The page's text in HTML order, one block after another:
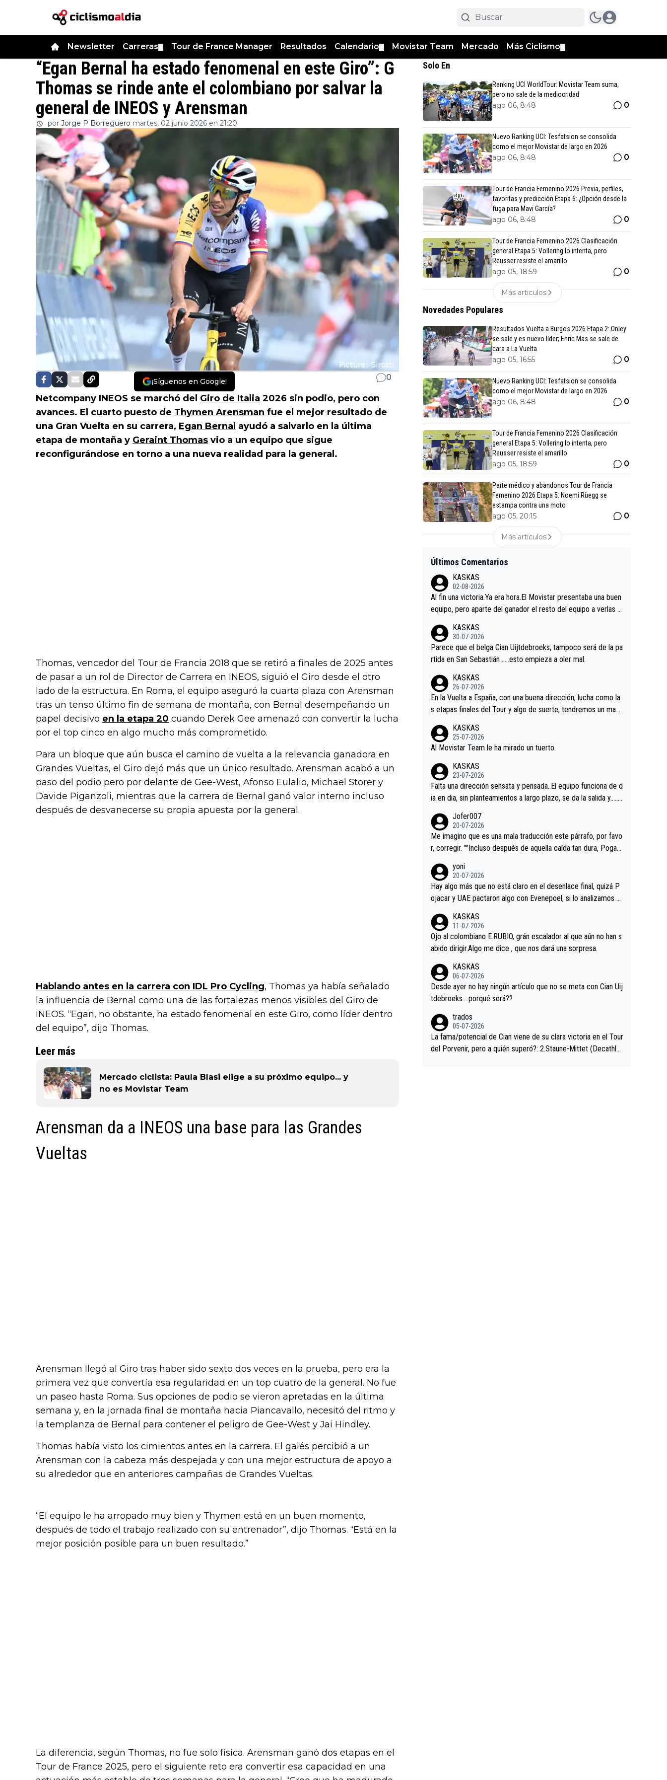
Newsletter Carreras Tour de France Manager Resultados Calendario Movistar Team Mercado Más Ciclismo
“Egan Bernal ha estado fenomenal en este Giro”: G
Thomas se rinde ante el colombiano por salvar la
general de INEOS y Arensman
por Jorge P Borreguero martes, 02 junio 2026 en 21:20
¡Síguenos en Google! 0
Netcompany INEOS se marchó del Giro de Italia 2026 sin podio, pero con
avances. El cuarto puesto de Thymen Arensman fue el mejor resultado de
una Gran Vuelta en su carrera, Egan Bernal ayudó a salvarlo en la última
etapa de montaña y Geraint Thomas vio a un equipo que sigue
reconfigurándose en torno a una nueva realidad para la general.
Thomas, vencedor del Tour de Francia 2018 que se retiró a finales de 2025 antes
de pasar a un rol de Director de Carrera en INEOS, siguió el Giro desde el otro
lado de la estructura. En Roma, el equipo aseguró la cuarta plaza con Arensman
tras un tenso último fin de semana de montaña, con Bernal desempeñando un
papel decisivo en la etapa 20 cuando Derek Gee amenazó con convertir la lucha
por el top cinco en algo mucho más comprometido.
Para un bloque que aún busca el camino de vuelta a la relevancia ganadora en
Grandes Vueltas, el Giro dejó más que un único resultado. Arensman acabó a un
paso del podio pero por delante de Gee-West, Afonso Eulalio, Michael Storer y
Davide Piganzoli, mientras que la carrera de Bernal ganó valor interno incluso
después de desvanecerse su propia apuesta por la general.
Hablando antes en la carrera con IDL Pro Cycling, Thomas ya había señalado
la influencia de Bernal como una de las fortalezas menos visibles del Giro de
INEOS. “Egan, no obstante, ha estado fenomenal en este Giro, como líder dentro
del equipo”, dijo Thomas.
Leer más
Mercado ciclista: Paula Blasi elige a su próximo equipo... y
no es Movistar Team
Arensman da a INEOS una base para las Grandes
Vueltas
Arensman llegó al Giro tras haber sido sexto dos veces en la prueba, pero era la
primera vez que convertía esa regularidad en un top cuatro de la general. No fue
un paseo hasta Roma. Sus opciones de podio se vieron apretadas en la última
semana y, en la jornada final de montaña hacia Piancavallo, necesitó del ritmo y
la templanza de Bernal para contener el peligro de Gee-West y Jai Hindley.
Thomas había visto los cimientos antes en la carrera. El galés percibió a un
Arensman con la cabeza más despejada y con una mejor estructura de apoyo a
su alrededor que en anteriores campañas de Grandes Vueltas.
“El equipo le ha arropado muy bien y Thymen está en un buen momento,
después de todo el trabajo realizado con su entrenador”, dijo Thomas. “Está en la
mejor posición posible para un buen resultado.”
La diferencia, según Thomas, no fue solo física. Arensman ganó dos etapas en el
Tour de France 2025, pero el siguiente reto era convertir esa capacidad en una
Solo En
Ranking UCI WorldTour: Movistar Team suma,
pero no sale de la mediocridad
ago 06, 8:48 0
Nuevo Ranking UCI: Tesfatsion se consolida
como el mejor Movistar de largo en 2026
ago 06, 8:48 0
Tour de Francia Femenino 2026 Previa, perfiles,
favoritas y predicción Etapa 6: ¿Opción desde la
fuga para Mavi García?
ago 06, 8:48 0
Tour de Francia Femenino 2026 Clasificación
general Etapa 5: Vollering lo intenta, pero
Reusser resiste el amarillo
ago 05, 18:59 0
Más articulos
Novedades Populares
Resultados Vuelta a Burgos 2026 Etapa 2: Onley
se sale y es nuevo líder; Enric Mas se sale de
cara a La Vuelta
ago 05, 16:55 0
Nuevo Ranking UCI: Tesfatsion se consolida
como el mejor Movistar de largo en 2026
ago 06, 8:48 0
Tour de Francia Femenino 2026 Clasificación
general Etapa 5: Vollering lo intenta, pero
Reusser resiste el amarillo
ago 05, 18:59 0
Parte médico y abandonos Tour de Francia
Femenino 2026 Etapa 5: Noemi Rüegg se
estampa contra una moto
ago 05, 20:15 0
Más articulos
Últimos Comentarios
KASKAS
02-08-2026
Al fin una victoria.Ya era hora.El Movistar presentaba una buen
equipo, pero aparte del ganador el resto del equipo a verlas v
es.La única buena noticia es la mejoría de Enric Más en San S
ebastian.Si en la Vuelta a Burgos sigue la mejoría, podríamos t
ener alguna sorpresa en la Vuelta.Ojalá.
KASKAS
30-07-2026
Parece que el belga Cian Uijtdebroeks, tampoco será de la pa
rtida en San Sebastián …..esto empieza a oler mal.
KASKAS
26-07-2026
En la Vuelta a España, con una buena dirección, lucha como la
s etapas finales del Tour y algo de suerte, tendremos un magn
KASKAS
25-07-2026
Al Movistar Team le ha mirado un tuerto.
KASKAS
23-07-2026
Falta una dirección sensata y pensada..El equipo funciona de d
ia en dia, sin planteamientos a largo plazo, se da la salida y…..v
a, Minguez, Velez etc etc.Me da pena vivir estos momentos t
an tristes sin victorias.
Jofer007
20-07-2026
Me imagino que es una mala traducción este párrafo, por favo
r, corregir. ""Incluso después de aquella caída tan dura, Pogac
rd permaneció pegado a su rueda. Parecía increíble la forma
en la que era capaz de controlar el miedo", recordó."
yoni
20-07-2026
Hay algo más que no está claro en el desenlace final, quizá P
ojacar y UAE pactaron algo con Evenepoel, si lo analizamos P
casi sin pedalear, luego está el saludo con Evenepoel dándose
la mano de una manera muy fraternal, más allá de los típicos t
oques en el hombro con que saludaba a Vingegard. Ahí hubo u
o aprieta, a ver si por querer poner a Del Toro con calzador e
n posición de podio UAE y Pojacar se van complicar el tour.
KASKAS
11-07-2026
Ojo al colombiano E.RUBIO, grán escalador al que aún no han s
abido dirigir.Algo me dice , que nos dará una sorpresa.
KASKAS
06-07-2026
Desde ayer no hay ningún artículo que no se meta con Cian Uij
tdebroeks….porqué será??
trados
05-07-2026
La fama/potencial de Cian viene de su clara victoria en el Tour
del Porvenir, pero a quién superó?: 2.Staune-Mittet (Decathlo